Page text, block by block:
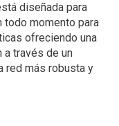
diseñada para
todo momento para
ofreciendo una
a través de un
red más robusta y